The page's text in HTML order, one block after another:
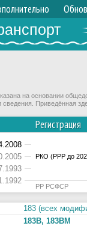
на основании
сведения. Приведённая
Регистрация
РКО (РРР до
РР РСФСР
183 (всех
183В, 183ВМ